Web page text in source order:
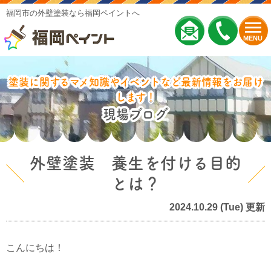
MENU
福岡市の外壁塗装なら福岡ペイントへ
塗装に関するマメ知識やイベントなど最新情報をお届け
します！
現場ブログ
外壁塗装 養生を付ける目的
とは？
2024.10.29 (Tue) 更新
こんにちは！